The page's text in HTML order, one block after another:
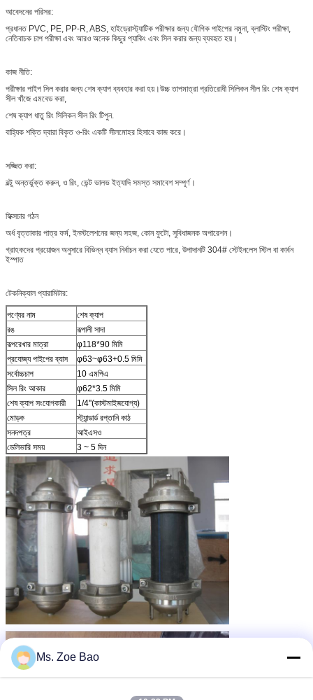
আবেদনের পরিসর:
প্রধানত PVC, PE, PP-R, ABS, হাইড্রোস্ট্যাটিক পরীক্ষার জন্য যৌগিক পাইপের নমুনা, ব্লাস্টিং পরীক্ষা,
নেতিবাচক চাপ পরীক্ষা এবং আরও অনেক কিছুর প্যাকিং এবং সিল করার জন্য ব্যবহৃত হয়।
কাজ নীতি:
পরীক্ষার পাইপ সিল করার জন্য শেষ ক্যাপ ব্যবহার করা হয়।উচ্চ তাপমাত্রা প্রতিরোধী সিলিকন সীল রিং শেষ ক্যাপ
সীল খাঁজে এমবেড করা,
শেষ ক্যাপ ধাতু রিং সিলিকন সীল রিং টিপুন.
বাহ্যিক শক্তি দ্বারা বিকৃত ও-রিং একটি সীলমোহর হিসাবে কাজ করে।
সজ্জিত করা:
বল্টু অন্তর্ভুক্ত করুন, ও রিং, ভেন্ট ভালভ ইত্যাদি সমস্ত সমাবেশ সম্পূর্ণ।
ফিক্সচার গঠন
অর্ধ বৃত্তাকার পাত্র ফর্ম, ইনস্টলেশনের জন্য সহজ, কোন ফুটো, সুবিধাজনক অপারেশন।
গ্রাহকদের প্রয়োজন অনুসারে বিভিন্ন ব্যাস নির্বাচন করা যেতে পারে, উপাদানটি 304# স্টেইনলেস স্টিল বা কার্বন
ইস্পাত
টেকনিক্যাল প্যারামিটার:
পণ্যের নাম
শেষ ক্যাপ
রঙ
রূপালী সাদা
রূপরেখার মাত্রা
φ118*90 মিমি
প্রযোজ্য পাইপের ব্যাস
φ63~φ63+0.5 মিমি
সর্বোচ্চচাপ
10 এমপিএ
সিল রিং আকার
φ62*3.5 মিমি
শেষ ক্যাপ সংযোগকারী
1/4''(কাস্টমাইজযোগ্য)
মোড়ক
স্ট্যান্ডার্ড রপ্তানি কাঠ
সনদপত্র
আইএসও
ডেলিভারি সময়
3 ~ 5 দিন
Ms. Zoe Bao